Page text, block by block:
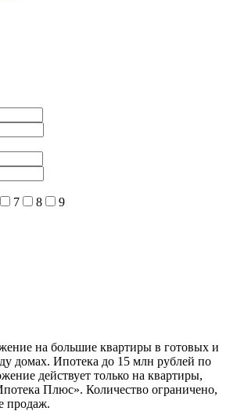
7 8
9
на большие квартиры в готовых и
домах. Ипотека до 15 млн рублей по
действует только на квартиры,
Плюс». Количество ограничено,
продаж.